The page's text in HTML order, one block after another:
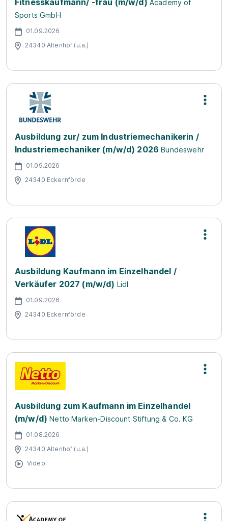
Fitnesskaufmann/ -frau (m/w/d) Academy of
Sports GmbH
01.09.2026
24340 Altenhof (u.a.)
Ausbildung zur/ zum Industriemechanikerin /
Industriemechaniker (m/w/d) 2026 Bundeswehr
01.09.2026
24340 Eckernförde
Ausbildung Kaufmann im Einzelhandel /
Verkäufer 2027 (m/w/d) Lidl
01.09.2026
24340 Eckernförde
Ausbildung zum Kaufmann im Einzelhandel
(m/w/d) Netto Marken-Discount Stiftung & Co. KG
01.08.2026
24340 Altenhof (u.a.)
Video